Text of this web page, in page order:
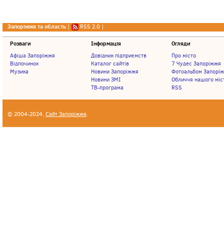
Запоріжжя та область | RSS 2.0 |
Розваги
Афіша Запоріжжя
Відпочинок
Музика
Інформація
Довідник підприємств
Каталог сайтів
Новини Запоріжжя
Новини ЗМІ
ТВ-програма
Огляди
Про місто
7 Чудес Запоріжжя
Фотоальбом
Обличчя нашого
RSS
© 2004-2024, Сайт Запоріжжя.